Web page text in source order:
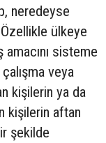
neredeyse
ülkeye
sisteme
veya
kişilerin ya da
kişilerin aftan
şekilde